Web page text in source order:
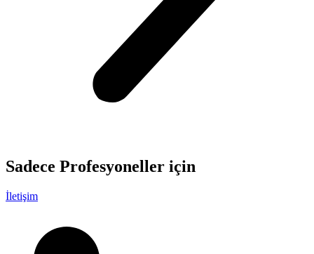
Sadece Profesyoneller için
İletişim